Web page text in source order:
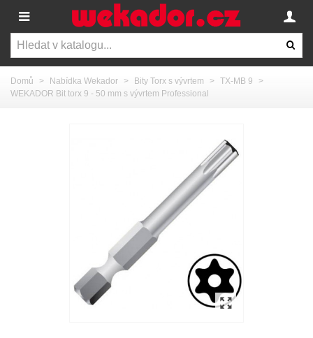
Domů > Nabídka Wekador > Bity Torx s vývrtem > TX-MB 9
>
WEKADOR Bit torx 9 - 50 mm s vývrtem Professional